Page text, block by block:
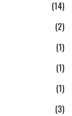
(14)
(2)
(1)
(1)
(1)
(3)